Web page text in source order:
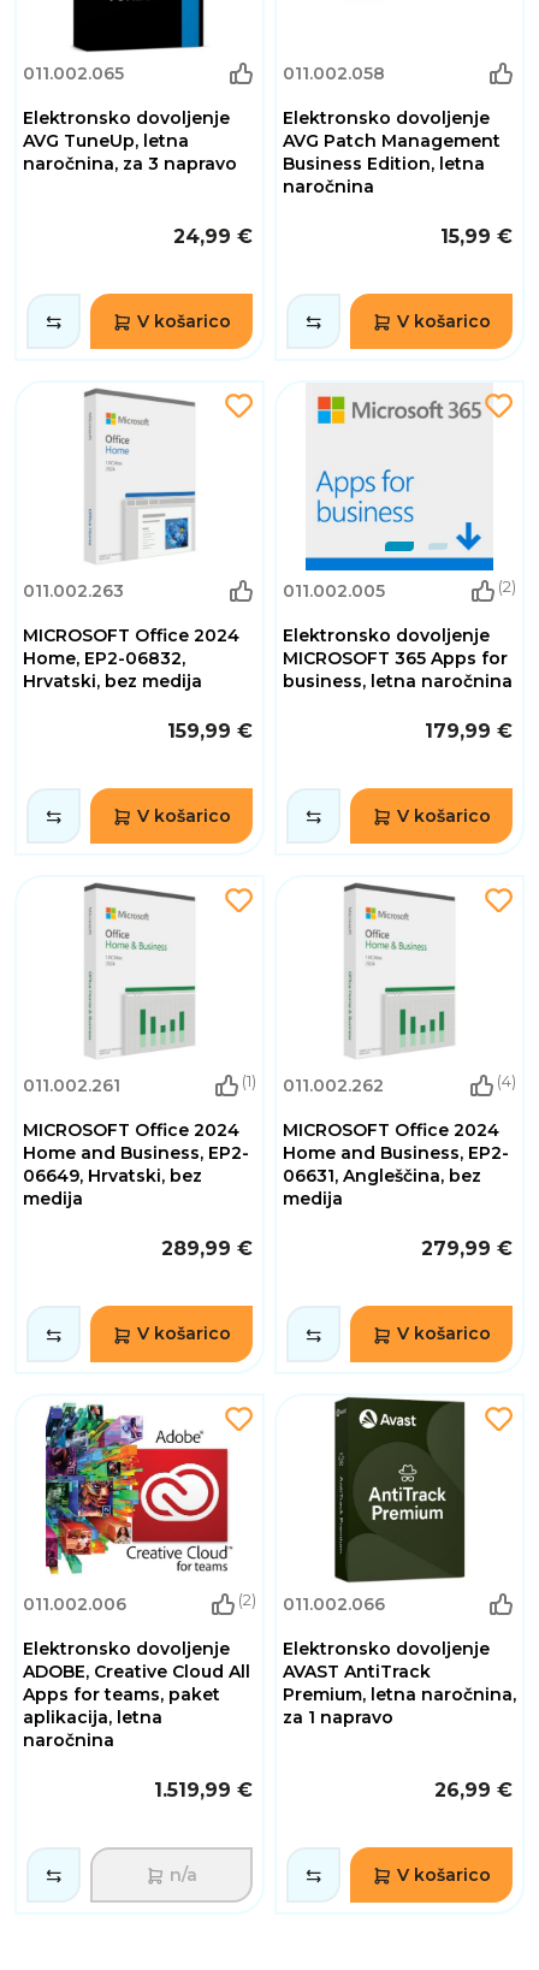
011.002.065
Elektronsko dovoljenje
AVG TuneUp, letna
naročnina, za 3 napravo
24,99 €
V košarico
011.002.058
Elektronsko dovoljenje
AVG Patch Management
Business Edition, letna
naročnina
15,99 €
V košarico
011.002.263
MICROSOFT Office 2024
Home, EP2-06832,
Hrvatski, bez medija
159,99 €
V košarico
011.002.005 (2)
Elektronsko dovoljenje
MICROSOFT 365 Apps for
business, letna naročnina
179,99 €
V košarico
011.002.261 (1)
MICROSOFT Office 2024
Home and Business, EP2-
06649, Hrvatski, bez
medija
289,99 €
V košarico
011.002.262 (4)
MICROSOFT Office 2024
Home and Business, EP2-
06631, Angleščina, bez
medija
279,99 €
V košarico
011.002.006 (2)
Elektronsko dovoljenje
ADOBE, Creative Cloud All
Apps for teams, paket
aplikacija, letna
naročnina
1.519,99 €
n/a
011.002.066
Elektronsko dovoljenje
AVAST AntiTrack
Premium, letna naročnina,
za 1 napravo
26,99 €
V košarico